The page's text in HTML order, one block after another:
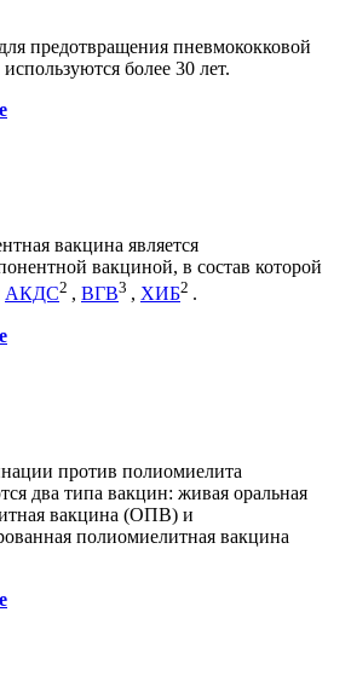
предотвращения пневмококковой
более 30 лет.
вакцина является
вакциной, в состав которой
АКДС2 , ВГВ3 , ХИБ2 .
против полиомиелита
два типа вакцин: живая оральная
вакцина (ОПВ) и
полиомиелитная вакцина